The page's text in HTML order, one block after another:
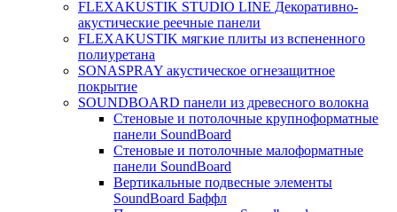
FLEXAKUSTIK STUDIO LINE Декоративно-
акустические реечные панели
FLEXAKUSTIK мягкие плиты из вспененного
полиуретана
SONASPRAY акустическое огнезащитное
покрытие
SOUNDBOARD панели из древесного волокна
Стеновые и потолочные крупноформатные
панели SoundBoard
Стеновые и потолочные малоформатные
панели SoundBoard
Вертикальные подвесные элементы
SoundBoard Баффл